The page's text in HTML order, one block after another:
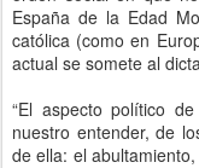
España de la Edad
católica (como en
actual se somete al
“El aspecto político
nuestro entender, de
de ella: el